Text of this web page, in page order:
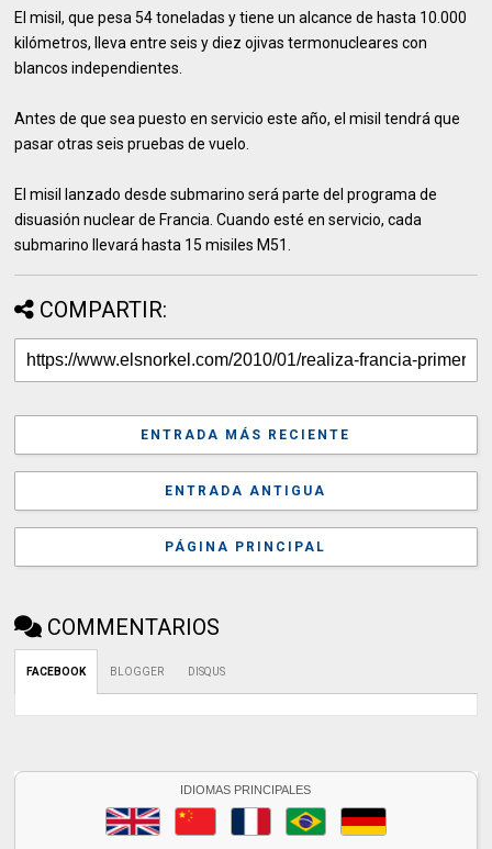
El misil, que pesa 54 toneladas y tiene un alcance de hasta 10.000
kilómetros, lleva entre seis y diez ojivas termonucleares con
blancos independientes.
Antes de que sea puesto en servicio este año, el misil tendrá que
pasar otras seis pruebas de vuelo.
El misil lanzado desde submarino será parte del programa de
disuasión nuclear de Francia. Cuando esté en servicio, cada
submarino llevará hasta 15 misiles M51.
COMPARTIR:
ENTRADA MÁS RECIENTE
ENTRADA ANTIGUA
PÁGINA PRINCIPAL
COMMENTARIOS
FACEBOOK BLOGGER DISQUS
IDIOMAS PRINCIPALES